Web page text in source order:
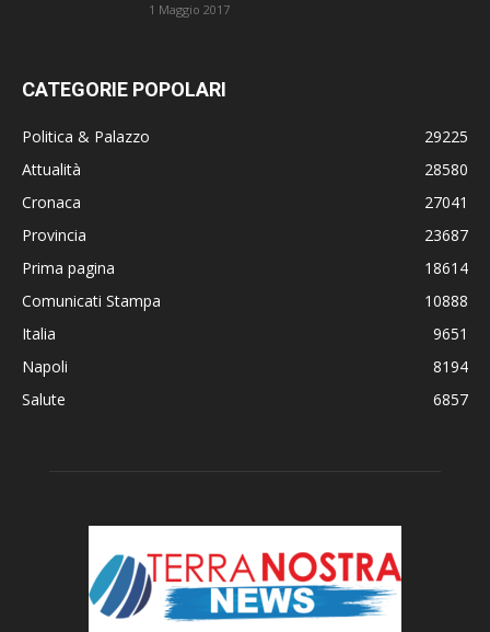
1 Maggio 2017
CATEGORIE POPOLARI
Politica & Palazzo
29225
Attualità
28580
Cronaca
27041
Provincia
23687
Prima pagina
18614
Comunicati Stampa
10888
Italia
9651
Napoli
8194
Salute
6857